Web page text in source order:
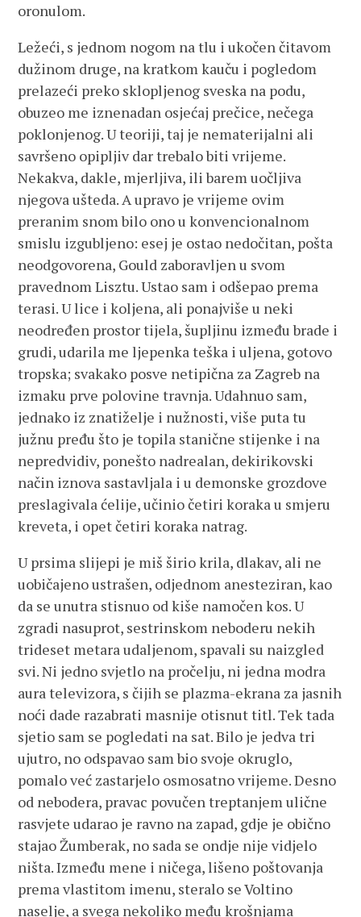
oronulom.
Ležeći, s jednom nogom na tlu i ukočen čitavom
dužinom druge, na kratkom kauču i pogledom
prelazeći preko sklopljenog sveska na podu,
obuzeo me iznenadan osjećaj prečice, nečega
poklonjenog. U teoriji, taj je nematerijalni ali
savršeno opipljiv dar trebalo biti vrijeme.
Nekakva, dakle, mjerljiva, ili barem uočljiva
njegova ušteda. A upravo je vrijeme ovim
preranim snom bilo ono u konvencionalnom
smislu izgubljeno: esej je ostao nedočitan, pošta
neodgovorena, Gould zaboravljen u svom
pravednom Lisztu. Ustao sam i odšepao prema
terasi. U lice i koljena, ali ponajviše u neki
neodređen prostor tijela, šupljinu između brade i
grudi, udarila me ljepenka teška i uljena, gotovo
tropska; svakako posve netipična za Zagreb na
izmaku prve polovine travnja. Udahnuo sam,
jednako iz znatiželje i nužnosti, više puta tu
južnu pređu što je topila stanične stijenke i na
nepredvidiv, ponešto nadrealan, dekirikovski
način iznova sastavljala i u demonske grozdove
preslagivala ćelije, učinio četiri koraka u smjeru
kreveta, i opet četiri koraka natrag.
U prsima slijepi je miš širio krila, dlakav, ali ne
uobičajeno ustrašen, odjednom anesteziran, kao
da se unutra stisnuo od kiše namočen kos. U
zgradi nasuprot, sestrinskom neboderu nekih
trideset metara udaljenom, spavali su naizgled
svi. Ni jedno svjetlo na pročelju, ni jedna modra
aura televizora, s čijih se plazma-ekrana za jasnih
noći dade razabrati masnije otisnut titl. Tek tada
sjetio sam se pogledati na sat. Bilo je jedva tri
ujutro, no odspavao sam bio svoje okruglo,
pomalo već zastarjelo osmosatno vrijeme. Desno
od nebodera, pravac povučen treptanjem ulične
rasvjete udarao je ravno na zapad, gdje je obično
stajao Žumberak, no sada se ondje nije vidjelo
ništa. Između mene i ničega, lišeno poštovanja
prema vlastitom imenu, steralo se Voltino
naselje, a svega nekoliko među krošnjama